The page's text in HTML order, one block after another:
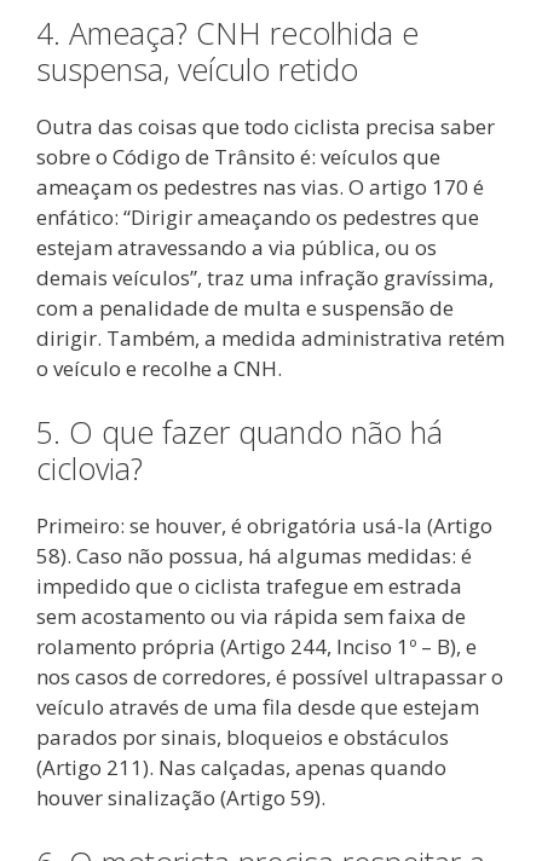
4. Ameaça? CNH recolhida e
suspensa, veículo retido
Outra das coisas que todo ciclista precisa saber
sobre o Código de Trânsito é: veículos que
ameaçam os pedestres nas vias. O artigo 170 é
enfático: “Dirigir ameaçando os pedestres que
estejam atravessando a via pública, ou os
demais veículos”, traz uma infração gravíssima,
com a penalidade de multa e suspensão de
dirigir. Também, a medida administrativa retém
o veículo e recolhe a CNH.
5. O que fazer quando não há
ciclovia?
Primeiro: se houver, é obrigatória usá-la (Artigo
58). Caso não possua, há algumas medidas: é
impedido que o ciclista trafegue em estrada
sem acostamento ou via rápida sem faixa de
rolamento própria (Artigo 244, Inciso 1º – B), e
nos casos de corredores, é possível ultrapassar o
veículo através de uma fila desde que estejam
parados por sinais, bloqueios e obstáculos
(Artigo 211). Nas calçadas, apenas quando
houver sinalização (Artigo 59).